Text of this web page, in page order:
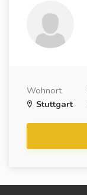
Wohnort
Stuttgart